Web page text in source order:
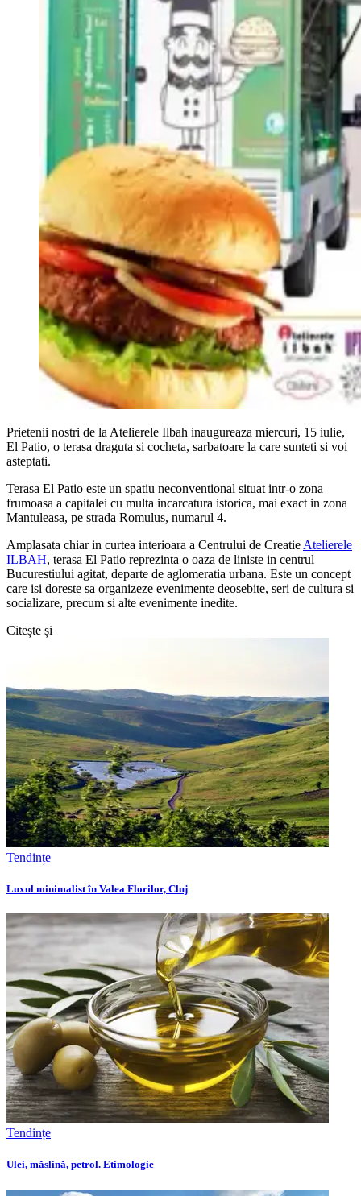
Prietenii nostri de la Atelierele Ilbah inaugureaza miercuri, 15 iulie,
El Patio, o terasa draguta si cocheta, sarbatoare la care sunteti si voi
asteptati.
Terasa El Patio este un spatiu neconventional situat intr-o zona
frumoasa a capitalei cu multa incarcatura istorica, mai exact in zona
Mantuleasa, pe strada Romulus, numarul 4.
Amplasata chiar in curtea interioara a Centrului de Creatie Atelierele
ILBAH, terasa El Patio reprezinta o oaza de liniste in centrul
Bucurestiului agitat, departe de aglomeratia urbana. Este un concept
care isi doreste sa organizeze evenimente deosebite, seri de cultura si
socializare, precum si alte evenimente inedite.
Citește și
Tendințe
Luxul minimalist în Valea Florilor, Cluj
Tendințe
Ulei, măslină, petrol. Etimologie